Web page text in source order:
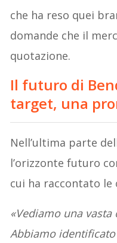
che ha reso quei
domande che il
quotazione.
Il futuro di
target, una
Nell’ultima parte
l’orizzonte futuro
cui ha raccontato le
«Vediamo una
Abbiamo